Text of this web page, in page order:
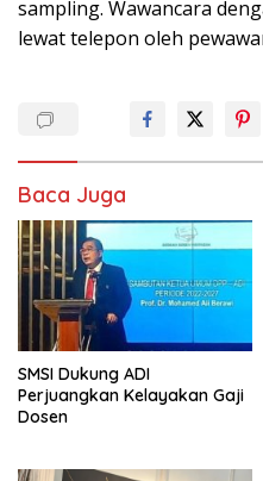
sampling. Wawancara
lewat telepon oleh
Baca Juga
SMSI Dukung ADI
Perjuangkan Kelayakan Gaji
Dosen